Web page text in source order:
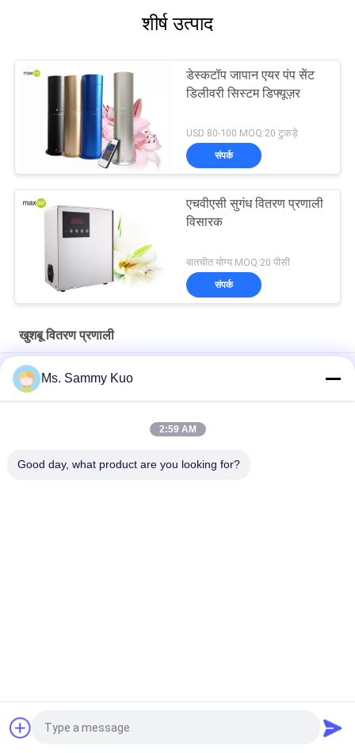
शीर्ष उत्पाद
डेस्कटॉप जापान एयर पंप सेंट
डिलीवरी सिस्टम डिफ्यूज़र
USD 80-100 MOQ:20 टुकड़े
संपर्क
एचवीएसी सुगंध वितरण प्रणाली
विसारक
बातचीत योग्य MOQ:20 पीसी
संपर्क
खुशबू वितरण प्रणाली
कोल्ड एयर डिफ्यूजन 8W 12V1A 300 सीबीएम एचवीएसी स्केंट डिफ्यूज़र
दीवार पर चढ़कर छोटे क्षेत्र पोर्टेबल सफेद धातु डबल जापान एयर पंप खुशबू वितरण
Ms. Sammy Kuo
2:59 AM
Good day, what product are you looking for?